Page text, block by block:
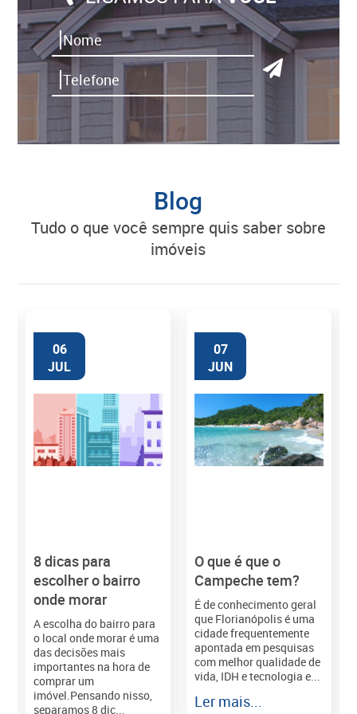
Blog
tudo o que você sempre quis saber sobre
imóveis
06
JUL
8 dicas para
escolher o bairro
onde morar
A escolha do bairro para
o local onde morar é uma
das decisões mais
importantes na hora de
comprar um
imóvel.Pensando nisso,
separamos 8 dic...
07
JUN
O que é que o
Campeche tem?
É de conhecimento geral
que Florianópolis é uma
cidade frequentemente
apontada em pesquisas
com melhor qualidade de
vida, IDH e tecnologia e...
Ler mais...